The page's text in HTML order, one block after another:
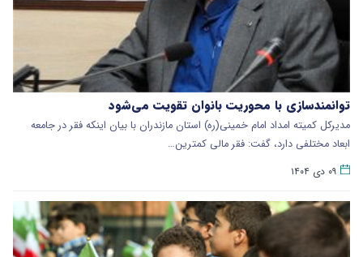
توانمندسازی با محوریت بانوان تقویت می‌شود
مدیرکل کمیته امداد امام خمینی(ره) استان مازندران با بیان اینکه فقر در جامعه
ابعاد مختلفی دارد، گفت: فقر مالی کمترین…
۰۹ دی ۱۴۰۴